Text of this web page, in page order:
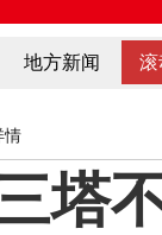
地方新闻 滚
情
塔